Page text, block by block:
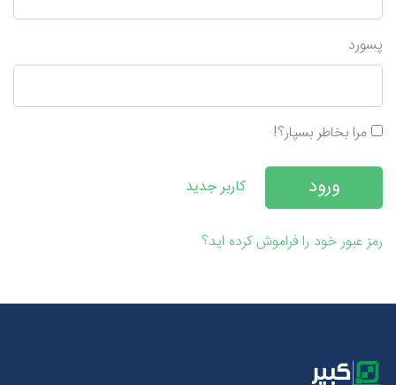
پسورد
مرا بخاطر بسپار؟!
کاربر جدید
رمز عبور خود را فراموش کرده اید؟